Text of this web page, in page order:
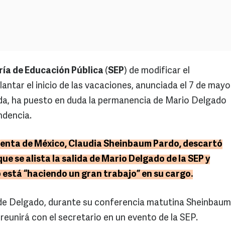
de Educación Pública (SEP) de modificar el
el inicio de las vacaciones, anunciada el 7 de mayo
ha puesto en duda la permanencia de Mario Delgado
de México, Claudia Sheinbaum Pardo, descartó
se alista la salida de Mario Delgado de la SEP y
“haciendo un gran trabajo” en su cargo.
Delgado, durante su conferencia matutina Sheinbaum
con el secretario en un evento de la SEP.